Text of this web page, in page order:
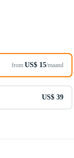
from US$ 15/maand
US$ 39